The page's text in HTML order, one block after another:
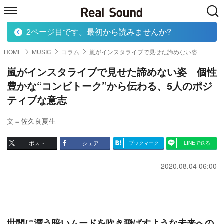
HOME MUSIC MOVIE TECH
HOME MUSIC コラム 嵐がインスタライブで見せた諦めない姿
嵐がインスタライブで見せた諦めない姿 個性
豊かな“コンビトーク”から伝わる、5人のポジ
ティブな意志
文＝佐久良夏生
ポスト シェア ブックマーク LINEで送る
2020.08.04 06:00
2ページ目です。最初から読みませんか?